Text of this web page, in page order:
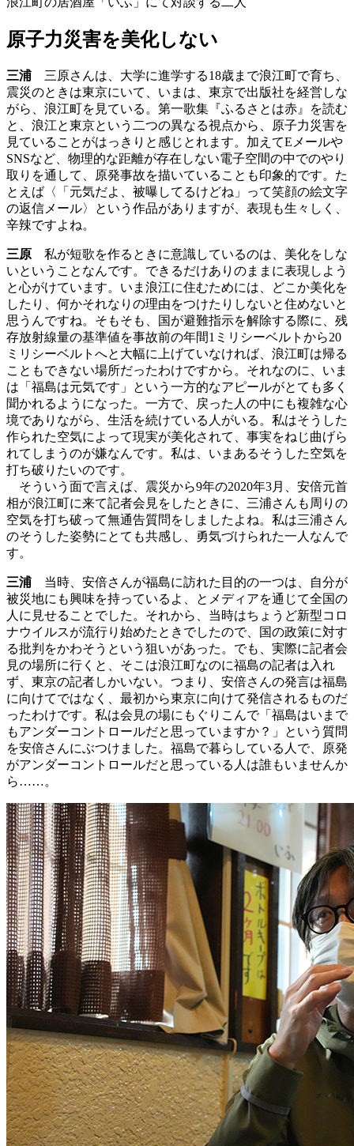
原子力災害を美化しない
三浦 三原さんは、大学に進学する18歳まで浪江町で育ち、
震災のときは東京にいて、いまは、東京で出版社を経営しな
がら、浪江町を見ている。第一歌集『ふるさとは赤』を読む
と、浪江と東京という二つの異なる視点から、原子力災害を
見ていることがはっきりと感じとれます。加えてEメールや
SNSなど、物理的な距離が存在しない電子空間の中でのやり
取りを通して、原発事故を描いていることも印象的です。た
とえば〈「元気だよ、被曝してるけどね」って笑顔の絵文字
の返信メール〉という作品がありますが、表現も生々しく、
辛辣ですよね。
三原 私が短歌を作るときに意識しているのは、美化をしな
いということなんです。できるだけありのままに表現しよう
と心がけています。いま浪江に住むためには、どこか美化を
したり、何かそれなりの理由をつけたりしないと住めないと
思うんですね。そもそも、国が避難指示を解除する際に、残
存放射線量の基準値を事故前の年間1ミリシーベルトから20
ミリシーベルトへと大幅に上げていなければ、浪江町は帰る
こともできない場所だったわけですから。それなのに、いま
は「福島は元気です」という一方的なアピールがとても多く
聞かれるようになった。一方で、戻った人の中にも複雑な心
境でありながら、生活を続けている人がいる。私はそうした
作られた空気によって現実が美化されて、事実をねじ曲げら
れてしまうのが嫌なんです。私は、いまあるそうした空気を
打ち破りたいのです。
そういう面で言えば、震災から9年の2020年3月、安倍元首
相が浪江町に来て記者会見をしたときに、三浦さんも周りの
空気を打ち破って無通告質問をしましたよね。私は三浦さん
のそうした姿勢にとても共感し、勇気づけられた一人なんで
す。
三浦 当時、安倍さんが福島に訪れた目的の一つは、自分が
被災地にも興味を持っているよ、とメディアを通じて全国の
人に見せることでした。それから、当時はちょうど新型コロ
ナウイルスが流行り始めたときでしたので、国の政策に対す
る批判をかわそうという狙いがあった。でも、実際に記者会
見の場所に行くと、そこは浪江町なのに福島の記者は入れ
ず、東京の記者しかいない。つまり、安倍さんの発言は福島
に向けてではなく、最初から東京に向けて発信されるものだ
ったわけです。私は会見の場にもぐりこんで「福島はいまで
もアンダーコントロールだと思っていますか？」という質問
を安倍さんにぶつけました。福島で暮らしている人で、原発
がアンダーコントロールだと思っている人は誰もいませんか
ら……。